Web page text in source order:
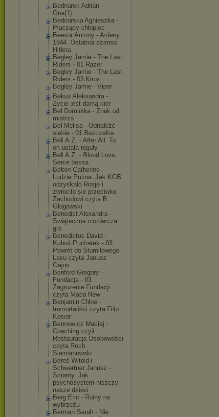
Bednarek Adrian -
Ona(1)
Bednarska Agnieszka -
Płaczący chłopiec
Beevor Antony - Ardeny
1944. Ostatnia szansa
Hitlera
Begley Jamie - The Last
Riders - 01 Razer
Begley Jamie - The Last
Riders - 03 Knox
Begley Jamie - Viper
Bekus Aleksandra -
Życie jest damą kier
Bel Dominika - Znak od
mistrza
Bel Melisa - Odnaleźć
siebie - 01 Bezczelna
Bell A.Z. - After All. To
on ustala reguły
Bell A.Z. - Blood Love.
Serce bossa
Belton Catherine -
Ludzie Putina. Jak KGB
odzyskalo Rosje i
zwrocilo sie przeciwko
Zachodowi czyta B
Glogowski
Benedict Alexandra -
Świąteczna mordercza
gra
Benedictus David -
Kubuś Puchatek - 03
Powrót do Stumilowego
Lasu czyta Janusz
Gajos
Benford Gregory -
Fundacja - 03
Zagrożenie Fundacji
czyta Maco New
Benjamin Chloe -
Immortaliści czyta Filip
Kosior
Bennewicz Maciej -
Coaching czyli
Restauracja Osobowości
czyta Roch
Siemianowski
Bereś Witold i
Schwertner Janusz -
Szramy. Jak
psychosystem niszczy
nasze dzieci
Berg Eric - Ruiny na
wybrzeżu
Berman Sarah - Nie